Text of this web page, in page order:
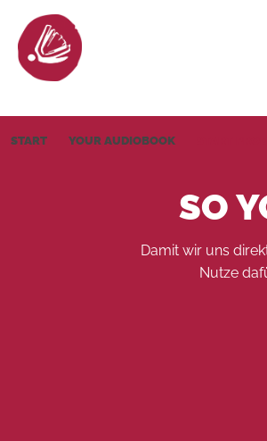
START YOUR AUDIOBOOK
SO
Damit wir uns
Nutze